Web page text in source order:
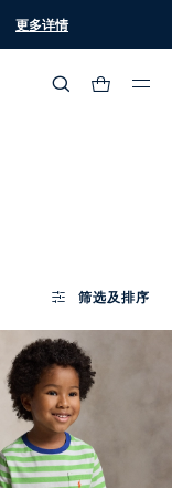
更多详情
筛选及排序